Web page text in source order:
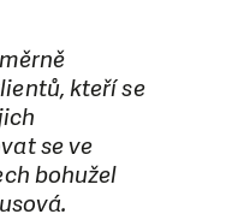
kteří se
se ve
bohužel